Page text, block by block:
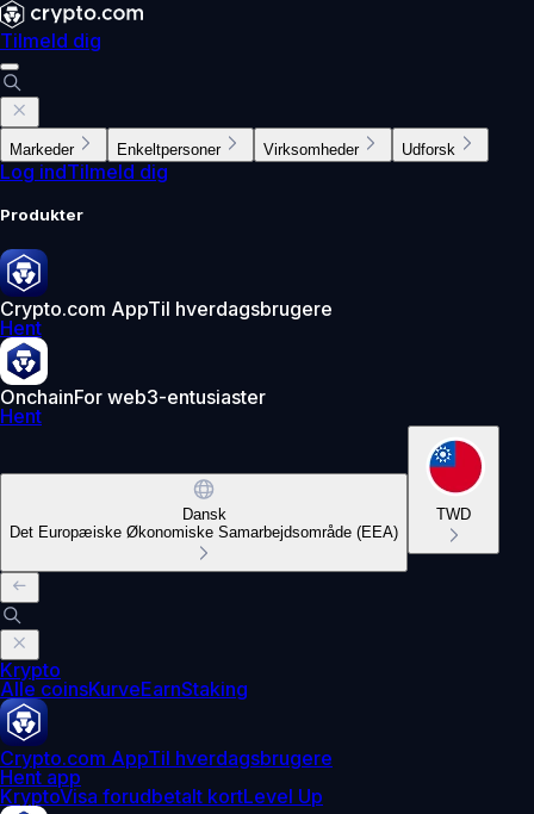
Tilmeld dig
Markeder Enkeltpersoner Virksomheder Udforsk
Log indTilmeld dig
Produkter
Crypto.com AppTil hverdagsbrugere
Hent
OnchainFor web3-entusiaster
Hent
Dansk
Det Europæiske Økonomiske Samarbejdsområde (EEA)
TWD
Krypto
Alle coinsKurveEarnStaking
Crypto.com AppTil hverdagsbrugere
Hent app
KryptoVisa forudbetalt kortLevel Up